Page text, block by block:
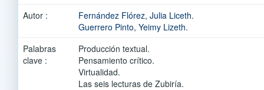
Autor :
Fernández Flórez, Julia Liceth.
Guerrero Pinto, Yeimy Lizeth.
Palabras
clave :
Producción textual.
Pensamiento crítico.
Virtualidad.
Las seis lecturas de Zubiría.